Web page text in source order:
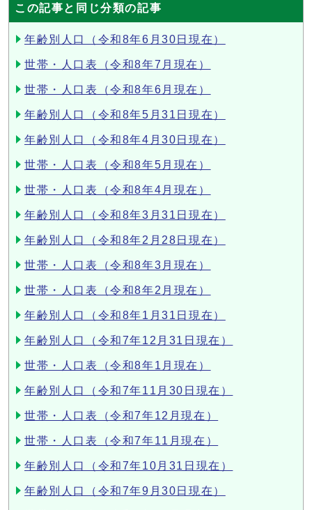
この記事と同じ分類の記事
年齢別人口（令和8年6月30日現在）
世帯・人口表（令和8年7月現在）
世帯・人口表（令和8年6月現在）
年齢別人口（令和8年5月31日現在）
年齢別人口（令和8年4月30日現在）
世帯・人口表（令和8年5月現在）
世帯・人口表（令和8年4月現在）
年齢別人口（令和8年3月31日現在）
年齢別人口（令和8年2月28日現在）
世帯・人口表（令和8年3月現在）
世帯・人口表（令和8年2月現在）
年齢別人口（令和8年1月31日現在）
年齢別人口（令和7年12月31日現在）
世帯・人口表（令和8年1月現在）
年齢別人口（令和7年11月30日現在）
世帯・人口表（令和7年12月現在）
世帯・人口表（令和7年11月現在）
年齢別人口（令和7年10月31日現在）
年齢別人口（令和7年9月30日現在）